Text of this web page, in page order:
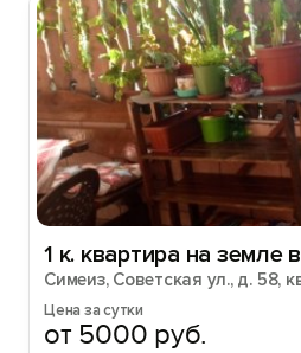
1 к. квартира на земле
Симеиз, Советская ул., д. 58,
Цена за сутки
от 5000 руб.
Войти или
Войти